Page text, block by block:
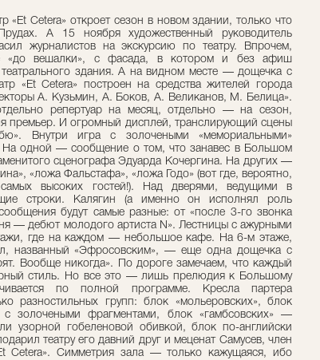
«Et Cetera» откроет сезон в новом здании, только что
А 15 ноября художественный руководитель
журналистов на экскурсию по театру. Впрочем,
«до вешалки», с фасада, в котором и без афиш
театрального здания. А на видном месте — дощечка с
«Et Cetera» построен на средства жителей города
А. Кузьмин, А. Боков, А. Великанов, М. Белица».
репертуар на месяц, отдельно — на сезон,
премьер. И огромный дисплей, транслирующий сцены
Внутри игра с золочеными «мемориальными»
одной — сообщение о том, что занавес в Большом
сценографа Эдуарда Кочергина. На других —
«ложа Фальстафа», «ложа Годо» (вот где, вероятно,
высоких гостей!). Над дверями, ведущими в
строки. Калягин (а именно он исполнял роль
будут самые разные: от «после 3-го звонка
— дебют молодого артиста N». Лестницы с ажурными
где на каждом — небольшое кафе. На 6-м этаже,
названный «Эфросовским», — еще одна дощечка с
Вообще никогда». По дороге замечаем, что каждый
стиль. Но все это — лишь прелюдия к Большому
по полной программе. Кресла партера
разностильных групп: блок «мольеровских», блок
золочеными фрагментами, блок «гамбсовских» —
узорной гобеленовой обивкой, блок по-английски
театру его давний друг и меценат Самусев, член
Cetera». Симметрия зала — только кажущаяся, ибо